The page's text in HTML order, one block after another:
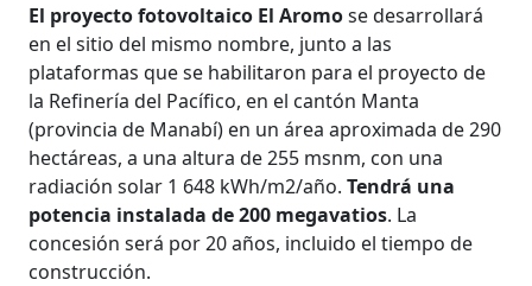
El proyecto fotovoltaico El Aromose desarrollará
en el sitio del mismo nombre, junto a las
plataformas que se habilitaron para el proyecto de
la Refinería del Pacífico, en el cantón Manta
(provincia de Manabí) en un área aproximada de 290
hectáreas, a una altura de 255 msnm, con una
radiación solar 1 648 kWh/m2/año.Tendrá una
potencia instalada de 200 megavatios. La
concesión será por 20 años, incluido el tiempo de
construcción.